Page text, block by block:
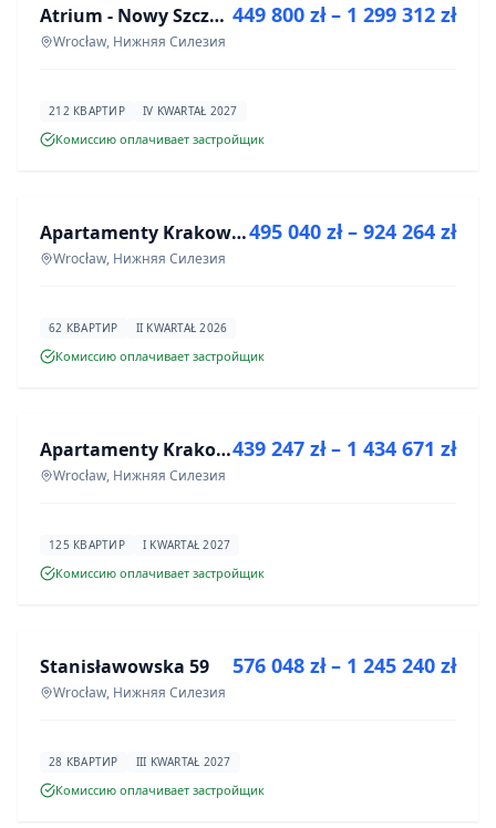
ИНВЕСТИЦИЯ Atrium - Nowy Szczepin
Wrocław, Нижняя Силезия
449 800 zł – 1 299 312 zł
212 КВАРТИР IV KWARTAŁ 2027
Комиссию оплачивает застройщик
ИНВЕСТИЦИЯ Apartamenty Krakowska 8
Wrocław, Нижняя Силезия
495 040 zł – 924 264 zł
62 КВАРТИР II KWARTAŁ 2026
Комиссию оплачивает застройщик
ИНВЕСТИЦИЯ Apartamenty Krakowska 6
Wrocław, Нижняя Силезия
439 247 zł – 1 434 671 zł
125 КВАРТИР I KWARTAŁ 2027
Комиссию оплачивает застройщик
ИНВЕСТИЦИЯ
Stanisławowska 59
Wrocław, Нижняя Силезия
576 048 zł – 1 245 240 zł
28 КВАРТИР III KWARTAŁ 2027
Комиссию оплачивает застройщик